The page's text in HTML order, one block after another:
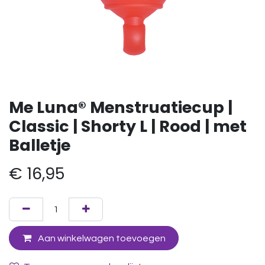
Me Luna® Menstruatiecup |
Classic | Shorty L | Rood | met
Balletje
€ 16,95
Aan winkelwagen toevoegen